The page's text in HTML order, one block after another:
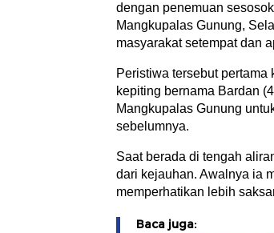
dengan penemuan
Mangkupalas Gunung,
masyarakat setempat dan
Peristiwa tersebut
kepiting bernama Bardan
Mangkupalas Gunung
sebelumnya.
Saat berada di tengah
dari kejauhan. Awalnya ia
memperhatikan lebih
Baca juga: